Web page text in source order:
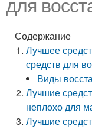
для
Содержание
Лучшее
средств для
Виды
Лучшие
неплохо для
Лучшие